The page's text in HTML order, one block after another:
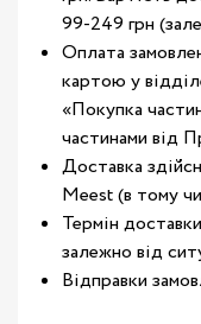
99-249 грн
Оплата
картою у
«Покупка
частинами від
Доставка
Meest (в тому
Термін
залежно від
Відправки